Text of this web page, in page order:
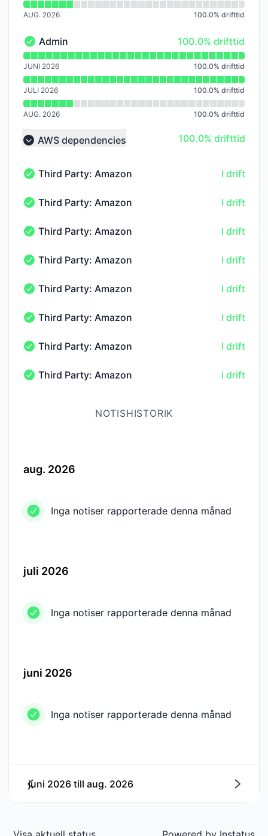
AUG. 2026 100.0% drifttid
Admin - I drift
Admin 100% - drifttid
100.0% drifttid
Läs diagram över drifttid för Admin
JUNI 2026 100.0% drifttid
JULI 2026 100.0% drifttid
AUG. 2026 100.0% drifttid
Collapse group
AWS dependencies 100% - drifttid
100.0% drifttid
Third Party: Amazon Web Services → AWS
Third Party: Amazon Web Services → AWSI drift
Third Party: Amazon Web Services → AWS redshift-
Third Party: Amazon Web Services → AWS
I drift
Third Party: Amazon Web Services → AWS ec2-us-
Third Party: Amazon Web Services → AWS ec2-
I drift
Third Party: Amazon Web Services → AWS lambda-
Third Party: Amazon Web Services → AWSI drift
Third Party: Amazon Web Services → AWS rds-us-
Third Party: Amazon Web Services → AWS rds-
I drift
Third Party: Amazon Web Services → AWS s3-us-
Third Party: Amazon Web Services → AWS s3-
I drift
Third Party: Amazon Web Services → AWS ses-us-
Third Party: Amazon Web Services → AWS ses-
I drift
Third Party: Amazon Web Services → AWS sqs-us-
Third Party: Amazon Web Services → AWS sqs-
I drift
NOTISHISTORIK
aug. 2026
Inga notiser rapporterade denna månad
juli 2026
Inga notiser rapporterade denna månad
juni 2026
Inga notiser rapporterade denna månad
juni 2026 till aug. 2026